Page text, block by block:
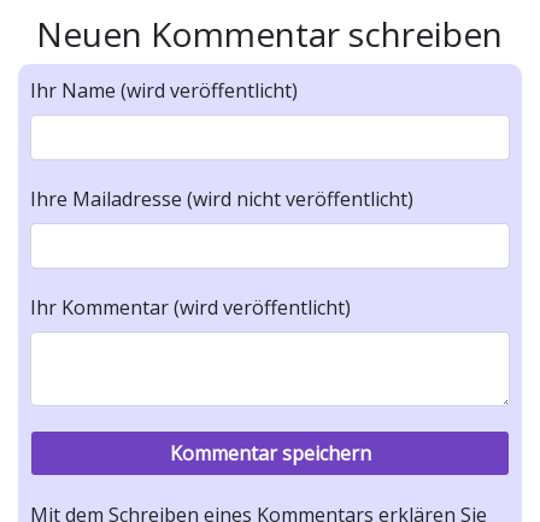
Neuen Kommentar schreiben
Ihr Name (wird veröffentlicht)
Ihre Mailadresse (wird nicht veröffentlicht)
Ihr Kommentar (wird veröffentlicht)
Mit dem Schreiben eines Kommentars erklären Sie